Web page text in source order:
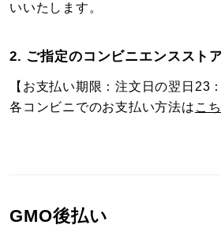
いいたします。
2. ご指定のコンビニエンススト
【お支払い期限：注文日の翌日23
各コンビニでのお支払い方法は こ
GMO後払い